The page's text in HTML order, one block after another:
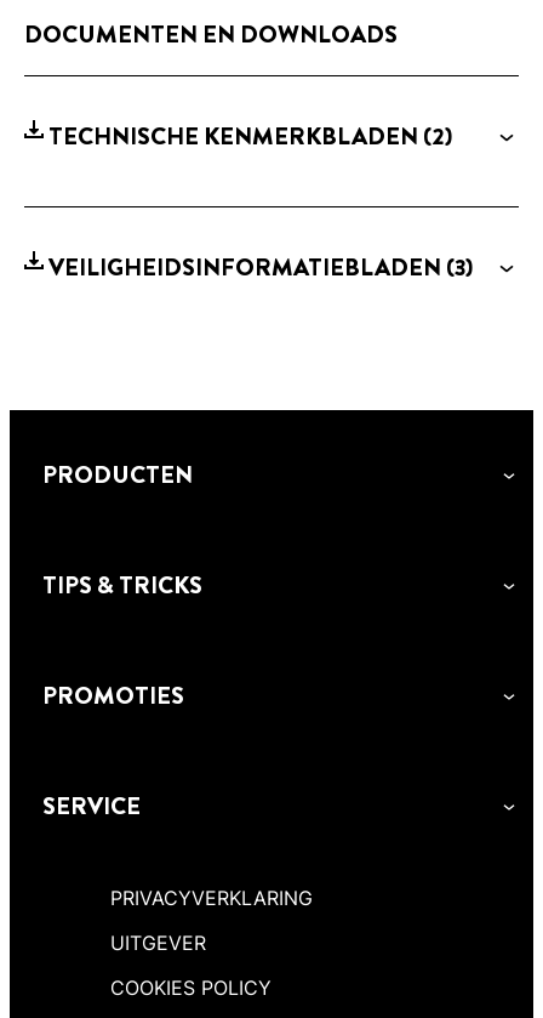
DOCUMENTEN EN DOWNLOADS
TECHNISCHE KENMERKBLADEN (2)
VEILIGHEIDSINFORMATIEBLADEN (3)
PRODUCTEN
TIPS & TRICKS
PROMOTIES
SERVICE
PRIVACYVERKLARING
UITGEVER
COOKIES POLICY